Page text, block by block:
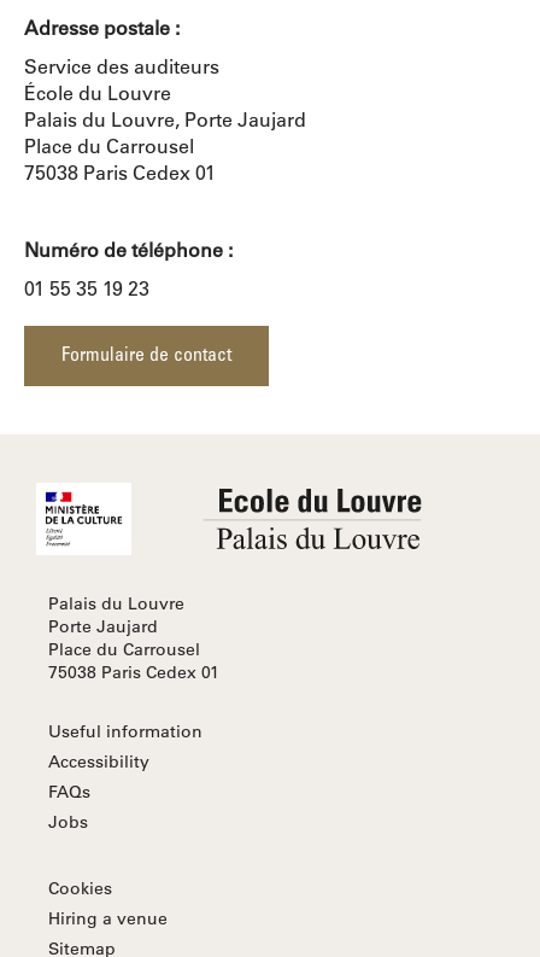
Adresse postale :
Service des auditeurs
École du Louvre
Palais du Louvre, Porte Jaujard
Place du Carrousel
75038 Paris Cedex 01
Numéro de téléphone :
01 55 35 19 23
Formulaire de contact
Palais du Louvre
Porte Jaujard
Place du Carrousel
75038 Paris Cedex 01
Useful information
Accessibility
FAQs
Jobs
Cookies
Hiring a venue
Sitemap